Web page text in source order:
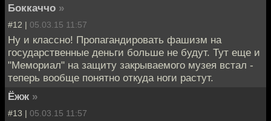
Боккаччо »
#12 | 05.03.15 11:57
Ну и классно! Пропагандировать фашизм на
государственные деньги больше не будут. Тут еще и
"Мемориал" на защиту закрываемого музея встал -
теперь вообще понятно откуда ноги растут.
Ёжж »
#13 | 05.03.15 11:57